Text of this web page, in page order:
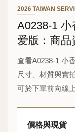
2026 TAIWAN
A0238-1 小
爱版：商品
查看A0238-1 小
尺寸、材質與實
可於下單前向線
價格與現貨